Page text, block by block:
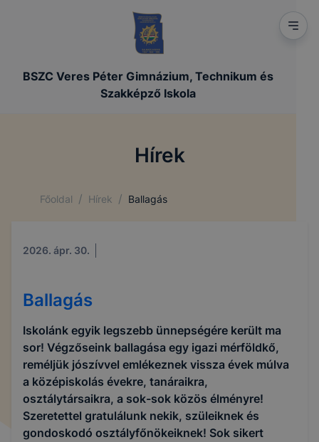
BSZC Veres Péter Gimnázium, Technikum és
Szakképző Iskola
Hírek
Főoldal / Hírek / Ballagás
2026. ápr. 30.
Ballagás
Iskolánk egyik legszebb ünnepségére került ma
sor! Végzőseink ballagása egy igazi mérföldkő,
reméljük jószívvel emlékeznek vissza évek múlva
a középiskolás évekre, tanáraikra,
osztálytársaikra, a sok-sok közös élményre!
Szeretettel gratulálunk nekik, szüleiknek és
gondoskodó osztályfőnökeiknek! Sok sikert